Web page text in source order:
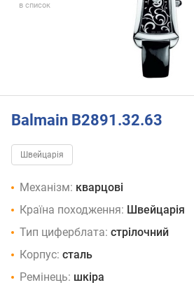
в список
Balmain B2891.32.63
Швейцарія
Механізм: кварцові
Країна походження: Швейцарія
Тип циферблата: стрілочний
Корпус: сталь
Ремінець: шкіра